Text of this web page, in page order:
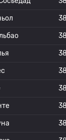
38
38
38
38
38
38
38